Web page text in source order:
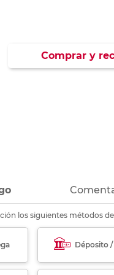
Comprar y
los siguientes métodos
Déposito